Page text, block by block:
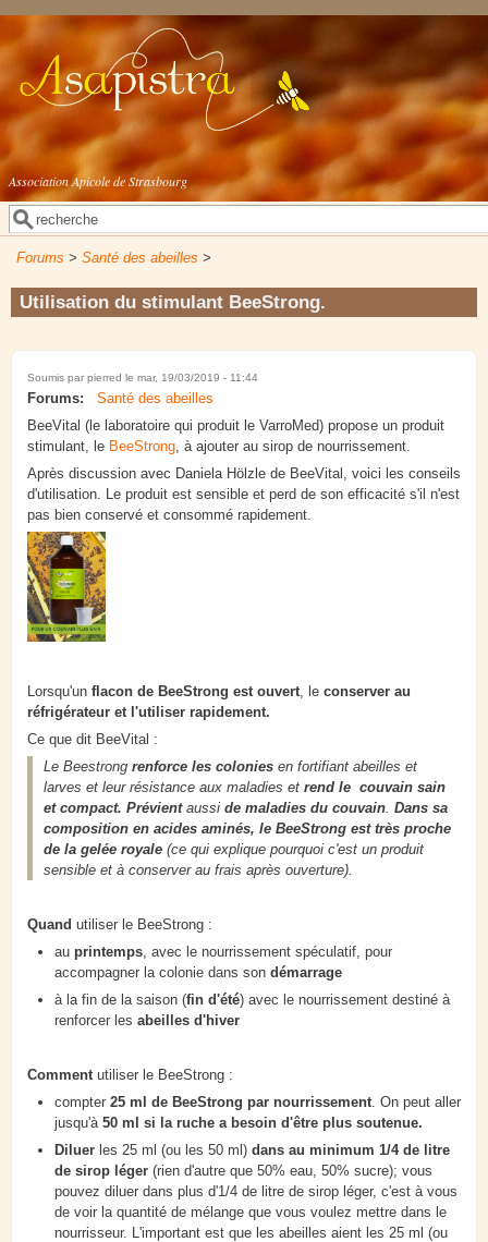
Aller au contenu principal
Association Apicole de Strasbourg
Formulaire de recherche
Rechercher
Forums > Santé des abeilles >
Utilisation du stimulant BeeStrong.
Soumis par pierred le mar, 19/03/2019 - 11:44
Forums:
Santé des abeilles
BeeVital (le laboratoire qui produit le VarroMed) propose un produit
stimulant, le BeeStrong, à ajouter au sirop de nourrissement.
Après discussion avec Daniela Hölzle de BeeVital, voici les conseils
d'utilisation. Le produit est sensible et perd de son efficacité s'il n'est
pas bien conservé et consommé rapidement.
Lorsqu'un flacon de BeeStrong est ouvert , le conserver au
réfrigérateur et l'utiliser rapidement.
Ce que dit BeeVital :
Le Beestrong renforce les colonies en fortifiant abeilles et
larves et leur résistance aux maladies et rend le couvain sain
et compact. Prévientaussi de maladies du couvain Dans sa
composition en acides aminés, le BeeStrong est très proche
de la gelée royale (ce qui explique pourquoi c'est un produit
sensible et à conserver au frais après ouverture).
Quand utiliser le BeeStrong :
au printemps , avec le nourrissement spéculatif, pour
accompagner la colonie dans son démarrage
à la fin de la saison (fin d'été) avec le nourrissement destiné à
renforcer les abeilles d'hiver
Comment utiliser le BeeStrong :
compter 25 ml de BeeStrong par nourrissement . On peut aller
jusqu'à 50 ml si la ruche a besoin d'être plus soutenue.
Diluer les 25 ml (ou les 50 ml) dans au minimum 1/4 de litre
de sirop léger (rien d'autre que 50% eau, 50% sucre); vous
pouvez diluer dans plus d'1/4 de litre de sirop léger, c'est à vous
de voir la quantité de mélange que vous voulez mettre dans le
nourrisseur. L'important est que les abeilles aient les 25 ml (ou